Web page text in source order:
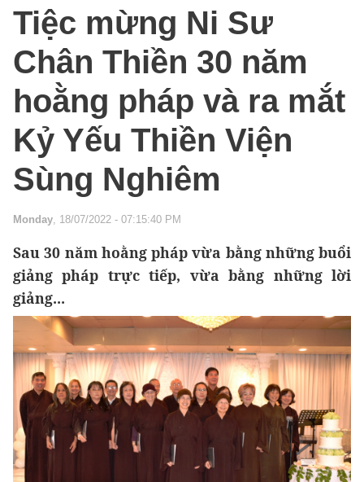
Tiệc mừng Ni Sư
Chân Thiền 30 năm
hoằng pháp và ra mắt
Kỷ Yếu Thiền Viện
Sùng Nghiêm
Monday, 18/07/2022 - 07:15:40 PM
Sau 30 năm hoằng pháp vừa bằng những buổi
giảng pháp trực tiếp, vừa bằng những lời
giảng...